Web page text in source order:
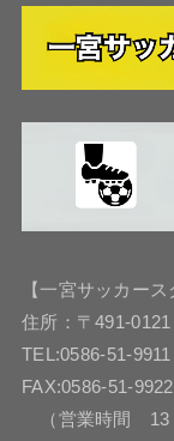
【一宮サッカース
住所：〒491-
TEL:0586-51-9911
FAX:0586-51-9922
（営業時間 13